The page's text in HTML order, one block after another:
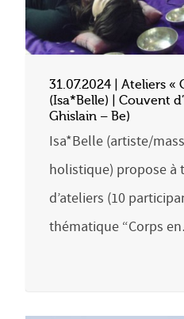
31.07.2024 | Ateliers «
(Isa*Belle) | Couvent
Ghislain – Be)
Isa*Belle (artiste/
holistique) propose à
d’ateliers (10
thématique “Corps